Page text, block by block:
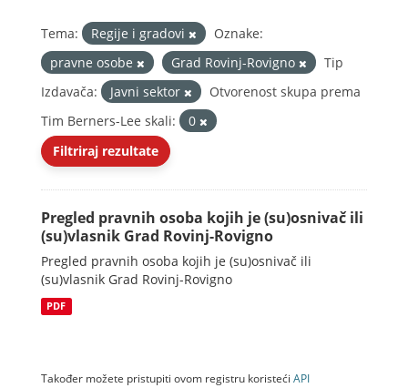
Tema: Regije i gradovi
Oznake:
pravne osobe
Grad Rovinj-Rovigno
Tip
Izdavača:
Javni sektor
Otvorenost skupa prema
Tim Berners-Lee skali:
0
Filtriraj rezultate
Pregled pravnih osoba kojih je (su)osnivač ili
(su)vlasnik Grad Rovinj-Rovigno
Pregled pravnih osoba kojih je (su)osnivač ili
(su)vlasnik Grad Rovinj-Rovigno
PDF
Također možete pristupiti ovom registru koristeći API